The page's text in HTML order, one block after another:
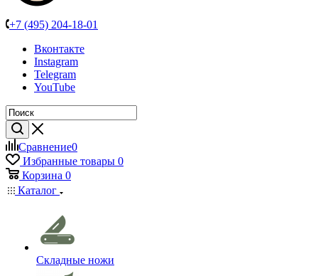
+7 (495) 204-18-01
Вконтакте
Instagram
Telegram
YouTube
Сравнение0
Избранные товары 0
Корзина 0
Каталог
Складные ножи